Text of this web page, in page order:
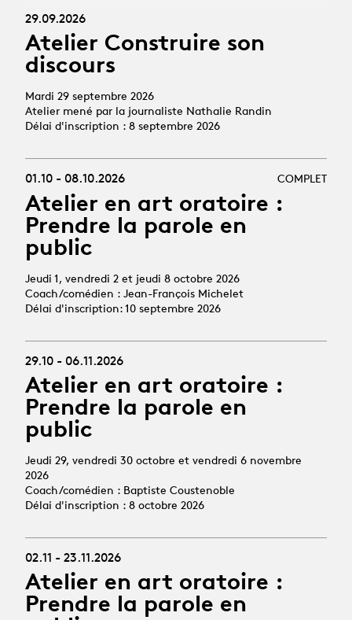
29.09.2026
Atelier Construire son
discours
Mardi 29 septembre 2026
Atelier mené par la journaliste Nathalie Randin
Délai d'inscription : 8 septembre 2026
COMPLET
01.10 - 08.10.2026
Atelier en art oratoire :
Prendre la parole en
public
Jeudi 1, vendredi 2 et jeudi 8 octobre 2026
Coach/comédien : Jean-François Michelet
Délai d'inscription: 10 septembre 2026
29.10 - 06.11.2026
Atelier en art oratoire :
Prendre la parole en
public
Jeudi 29, vendredi 30 octobre et vendredi 6 novembre
2026
Coach/comédien : Baptiste Coustenoble
Délai d'inscription : 8 octobre 2026
02.11 - 23.11.2026
Atelier en art oratoire :
Prendre la parole en